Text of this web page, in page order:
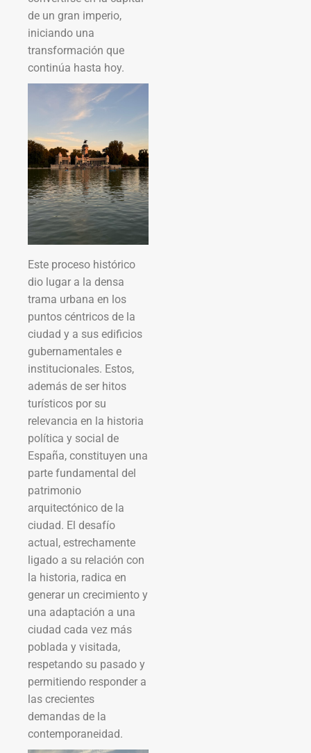
de un gran imperio,
iniciando una
transformación que
continúa hasta hoy.
Este proceso histórico
dio lugar a la densa
trama urbana en los
puntos céntricos de la
ciudad y a sus edificios
gubernamentales e
institucionales. Estos,
además de ser hitos
turísticos por su
relevancia en la historia
política y social de
España, constituyen una
parte fundamental del
patrimonio
arquitectónico de la
ciudad. El desafío
actual, estrechamente
ligado a su relación con
la historia, radica en
generar un crecimiento y
una adaptación a una
ciudad cada vez más
poblada y visitada,
respetando su pasado y
permitiendo responder a
las crecientes
demandas de la
contemporaneidad.